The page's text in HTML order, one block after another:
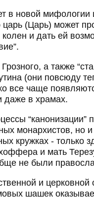
в новой мифологии
(Царь) может
и дать ей
а также
(они повсюду
все чаще
даже в храмах.
“канонизации”
монархистов, но
кружках - только
и мать
не были
и
шашек